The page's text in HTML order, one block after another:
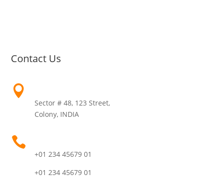
Contact Us

Sector # 48, 123 Street,
Colony, INDIA

+01 234 45679 01
+01 234 45679 01